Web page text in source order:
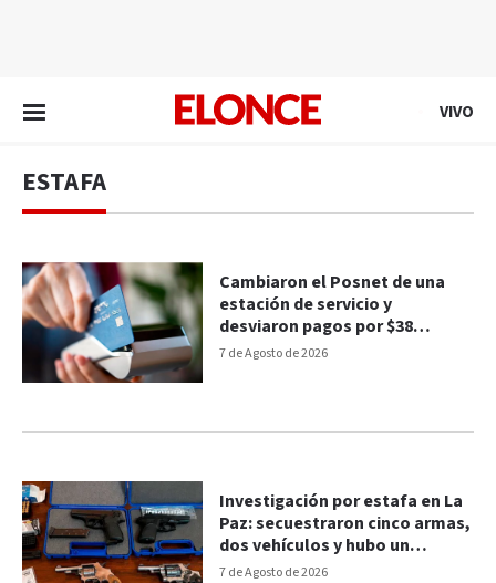
VIVO
ESTAFA
7 de Agosto de 2026
Cambiaron el Posnet de una
estación de servicio y
desviaron pagos por $38
millones
7 de Agosto de 2026
Investigación por estafa en La
Paz: secuestraron cinco armas,
dos vehículos y hubo un
detenido